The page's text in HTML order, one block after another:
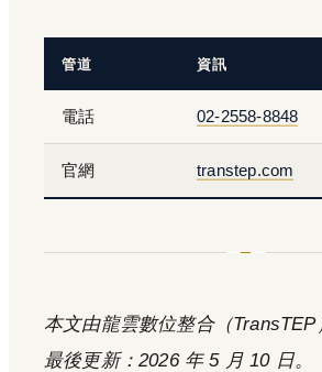
管道 資訊
電話 02-2558-8848
官網 transtep.com
本文由龍雲數位整合（TransTEP
最後更新：2026 年 5 月 10 日。